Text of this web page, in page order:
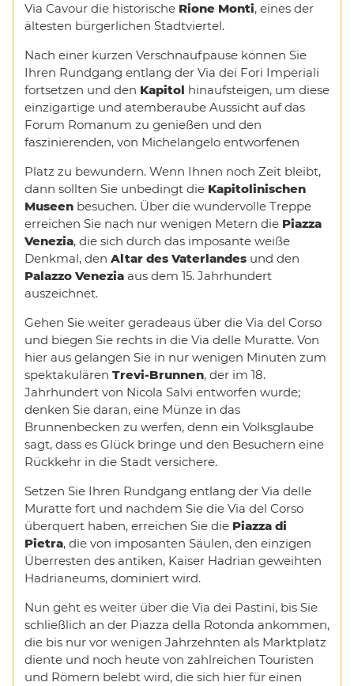
Via Cavour die historische Rione Monti, eines der
ältesten bürgerlichen Stadtviertel.
Nach einer kurzen Verschnaufpause können Sie
Ihren Rundgang entlang der Via dei Fori Imperiali
fortsetzen und den Kapitol hinaufsteigen, um diese
einzigartige und atemberaube Aussicht auf das
Forum Romanum zu genießen und den
faszinierenden, von Michelangelo entworfenen
Platz zu bewundern. Wenn Ihnen noch Zeit bleibt,
dann sollten Sie unbedingt die Kapitolinischen
Museenbesuchen. Über die wundervolle Treppe
erreichen Sie nach nur wenigen Metern die Piazza
Venezia, die sich durch das imposante weiße
Denkmal, den Altar des Vaterlandesund den
Palazzo Veneziaaus dem 15. Jahrhundert
auszeichnet.
Gehen Sie weiter geradeaus über die Via del Corso
und biegen Sie rechts in die Via delle Muratte. Von
hier aus gelangen Sie in nur wenigen Minuten zum
spektakulären Trevi-Brunnen, der im 18.
Jahrhundert von Nicola Salvi entworfen wurde;
denken Sie daran, eine Münze in das
Brunnenbecken zu werfen, denn ein Volksglaube
sagt, dass es Glück bringe und den Besuchern eine
Rückkehr in die Stadt versichere.
Setzen Sie Ihren Rundgang entlang der Via delle
Muratte fort und nachdem Sie die Via del Corso
überquert haben, erreichen Sie die Piazza di
Pietra, die von imposanten Säulen, den einzigen
Überresten des antiken, Kaiser Hadrian geweihten
Hadrianeums, dominiert wird.
Nun geht es weiter über die Via dei Pastini, bis Sie
schließlich an der Piazza della Rotonda ankommen,
die bis nur vor wenigen Jahrzehnten als Marktplatz
diente und noch heute von zahlreichen Touristen
und Römern belebt wird, die sich hier für einen